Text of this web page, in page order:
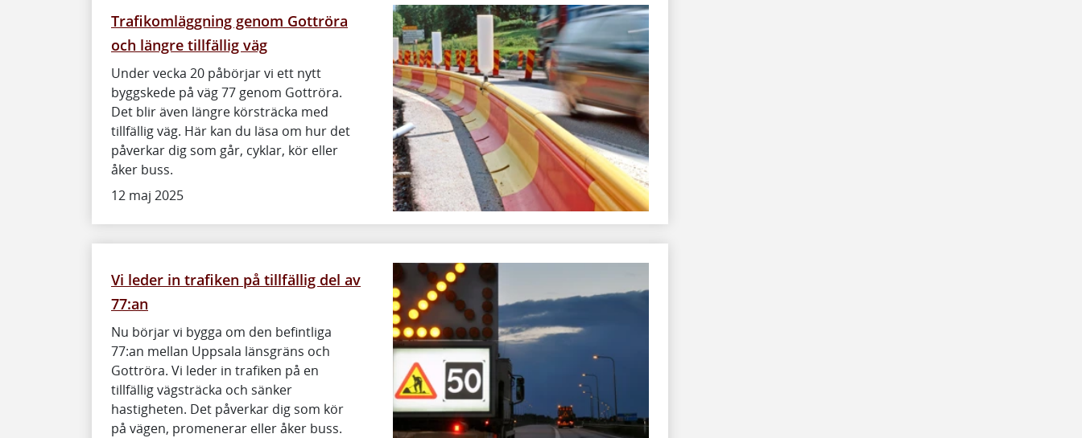
Trafikomläggning genom Gottröra
och längre tillfällig väg
Under vecka 20 påbörjar vi ett nytt
byggskede på väg 77 genom Gottröra.
Det blir även längre körsträcka med
tillfällig väg. Här kan du läsa om hur det
påverkar dig som går, cyklar, kör eller
åker buss.
12 maj 2025
Vi leder in trafiken på tillfällig del av
77:an
Nu börjar vi bygga om den befintliga
77:an mellan Uppsala länsgräns och
Gottröra. Vi leder in trafiken på en
tillfällig vägsträcka och sänker
hastigheten. Det påverkar dig som kör
på vägen, promenerar eller åker buss.